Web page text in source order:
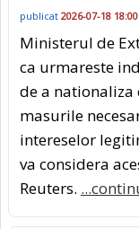
publicat 2026-07-18
Ministerul de
ca urmareste
de a nationaliza
masurile
intereselor
va considera
Reuters.